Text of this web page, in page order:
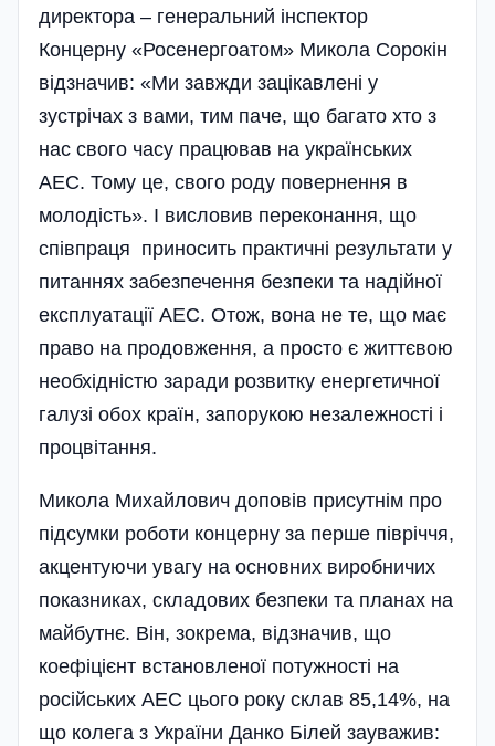
директора – генеральний інспектор
Концерну «Рос­енергоатом» Микола Сорокін
відзначив: «Ми завжди зацікавлені у
зустрічах з вами, тим паче, що багато хто з
нас свого часу працював на українських
АЕС. Тому це, свого роду повернення в
молодість». І висловив переконання, що
співпраця приносить практичні результати у
питаннях забезпечення безпеки та надійної
експлуатації АЕС. Отож, вона не те, що має
право на продовження, а просто є життєвою
необхідністю заради розвитку енергетичної
галузі обох країн, запорукою незалежності і
процвітання.
Микола Михайлович доповів присутнім про
підсумки роботи концерну за перше півріччя,
акцентуючи увагу на основних виробничих
показниках, складових безпеки та планах на
майбутнє. Він, зокрема, відзначив, що
коефіцієнт встановленої потужності на
російських АЕС цього року склав 85,14%, на
що колега з України Данко Білей зауважив: